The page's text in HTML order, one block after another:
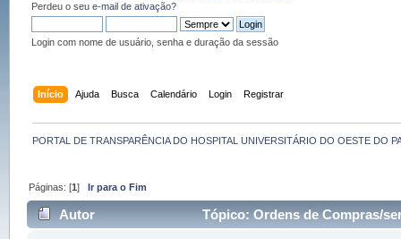
Perdeu o seu e-mail de ativação?
Login com nome de usuário, senha e duração da sessão
Início Ajuda Busca Calendário Login Registrar
PORTAL DE TRANSPARÊNCIA DO HOSPITAL UNIVERSITÁRIO DO OESTE DO
Páginas: [1]Ir para o Fim
Autor Tópico: Ordens de Compras/